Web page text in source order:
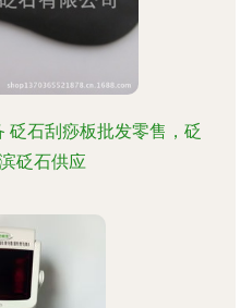
砭石刮痧板批发零售，砭
砭石供应